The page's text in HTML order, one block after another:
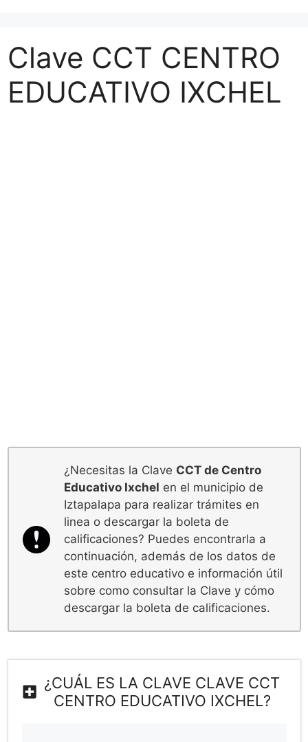
Clave CCT CENTRO
EDUCATIVO IXCHEL
¿Necesitas la Clave CCT de Centro
Educativo Ixchel en el municipio de
Iztapalapa para realizar trámites en
linea o descargar la boleta de
calificaciones? Puedes encontrarla a
continuación, además de los datos de
este centro educativo e información útil
sobre como consultar la Clave y cómo
descargar la boleta de calificaciones.
¿CUÁL ES LA CLAVE CLAVE CCT
CENTRO EDUCATIVO IXCHEL?